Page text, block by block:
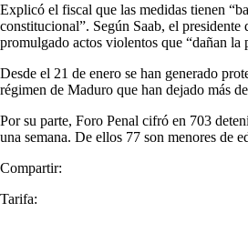
Explicó el fiscal que las medidas tienen
constitucional”. Según Saab, el presidente
promulgado actos violentos que “dañan la
Desde el 21 de enero se han generado
régimen de Maduro que han dejado más
Por su parte, Foro Penal cifró en 703
una semana. De ellos 77 son menores de
Compartir:
Tarifa: